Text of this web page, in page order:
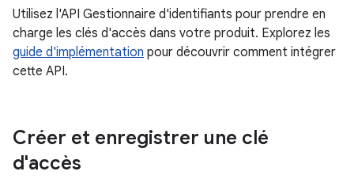
Utilisez l'API Gestionnaire d'identifiants pour prendre en
charge les clés d'accès dans votre produit. Explorez les
guide d'implémentation pour découvrir comment intégrer
cette API.
Créer et enregistrer une clé
d'accès